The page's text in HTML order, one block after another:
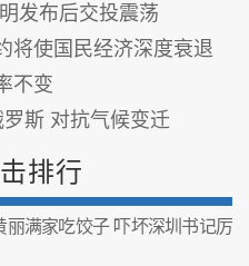
发布后交投震荡
将使国民经济深度衰退
不变
斯 对抗气候变迁
排行
丽满家吃饺子 吓坏深圳书记厉